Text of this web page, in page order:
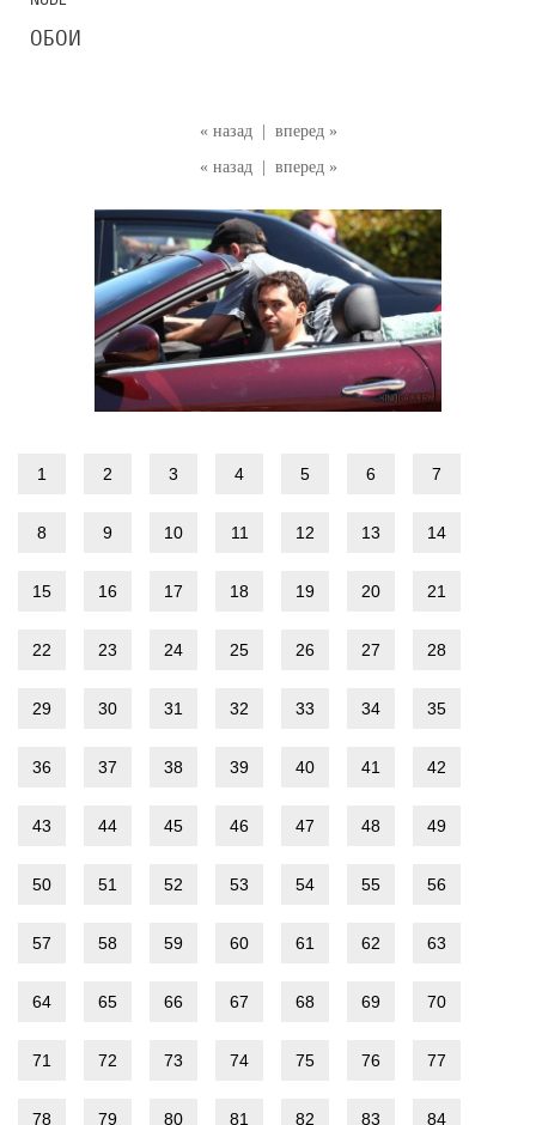
« назад
вперед »
« назад
вперед »
1 2 3 4 5 6 7
8 9 10 11 12 13 14
15 16 17 18 19 20 21
22 23 24 25 26 27 28
29 30 31 32 33 34 35
36 37 38 39 40 41 42
43 44 45 46 47 48 49
50 51 52 53 54 55 56
57 58 59 60 61 62 63
64 65 66 67 68 69 70
71 72 73 74 75 76 77
78 79 80 81 82 83 84
ОБОИ